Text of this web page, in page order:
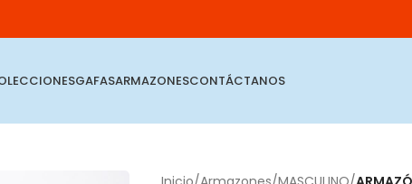
GAFASARMAZONESCONTÁCTANOS